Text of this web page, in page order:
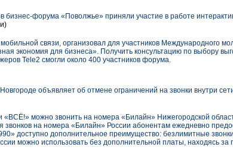
бизнес-форума «Поволжье» приняли участие в работе
связи, организовал для участников Международного
экономия для бизнеса». Получить консультацию по выбору
Tele2 смогли около 400 участников форума.
объявляет об отмене ограничений на звонки внутри
можно звонить на номера «Билайн» Нижегородской
звонков на номера «Билайн» России абонентам ежедневно
доступно дополнительное преимущество: безлимитные
можно использовать без дополнительной платы, находясь